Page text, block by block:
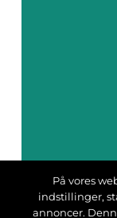
På vores
indstillinger,
annoncer.